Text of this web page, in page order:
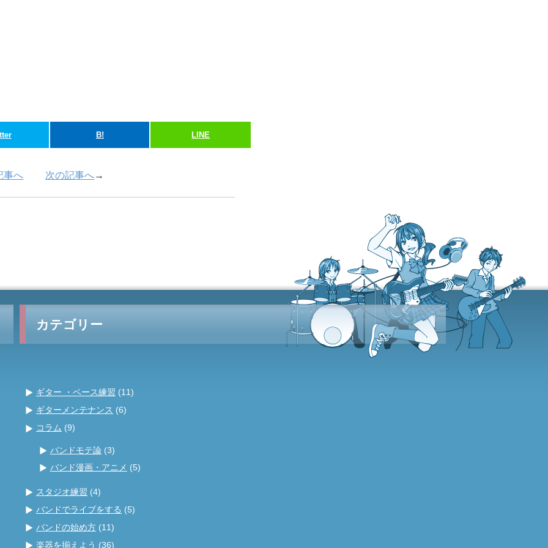
B! LINE
事へ 次の記事へ→
カテゴリー
ギター ・ベース練習 (11)
ギターメンテナンス (6)
コラム (9)
バンドモテ論(3)
バンド漫画・アニメ (5)
スタジオ練習 (4)
バンドでライブをする (5)
バンドの始め方 (11)
楽器を揃えよう (36)